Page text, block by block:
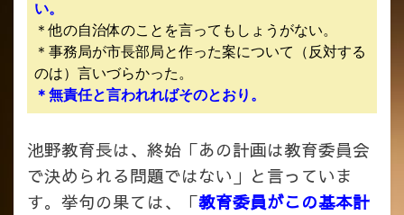
い。
＊他の自治体のことを言ってもしょうがない。
＊事務局が市長部局と作った案について（反対する
のは）言いづらかった。
＊無責任と言われればそのとおり。
池野教育長は、終始「あの計画は教育委員会
で決められる問題ではない」と言っていま
す。挙句の果ては、「教育委員がこの基本計